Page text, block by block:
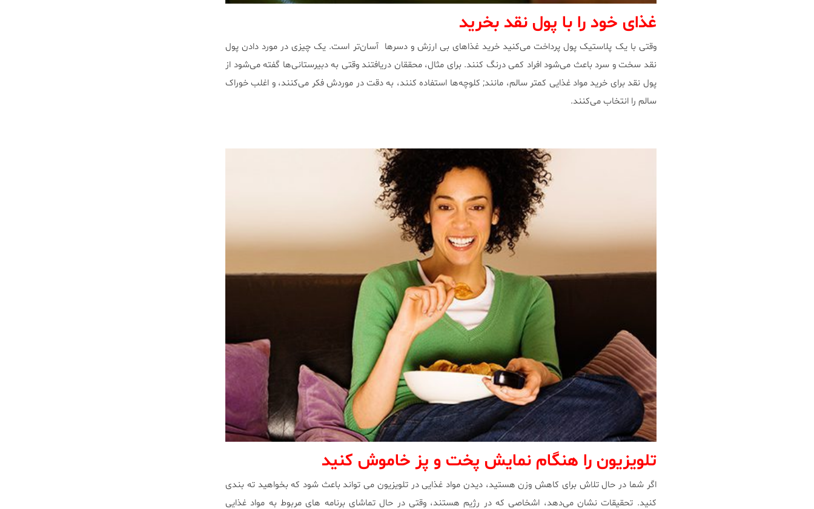
غذای خود را با پول نقد بخرید
وقتی با یک پلاستیک پول پرداخت می‌کنید خرید غذاهای بی ارزش و دسرها آسان‌تر است. یک چیزی در مورد دادن پول
نقد سخت و سرد باعث می‌شود افراد کمی درنگ کنند. برای مثال، محققان دریافتند وقتی به دبیرستانی‌ها گفته می‌شود از
پول نقد برای خرید مواد غذایی کمتر سالم، مانند; کلوچه‌ها استفاده کنند، به دقت در موردش فکر می‌کنند، و اغلب خوراک
سالم را انتخاب می‌کنند.
تلویزیون را هنگام نمایش پخت و پز خاموش کنید
اگر شما در حال تلاش برای کاهش وزن هستید، دیدن مواد غذایی در تلویزیون می تواند باعث شود که بخواهید ته بندی
کنید. تحقیقات نشان می‌دهد، اشخاصی که در رژیم هستند، وقتی در حال تماشای برنامه های مربوط به مواد غذایی